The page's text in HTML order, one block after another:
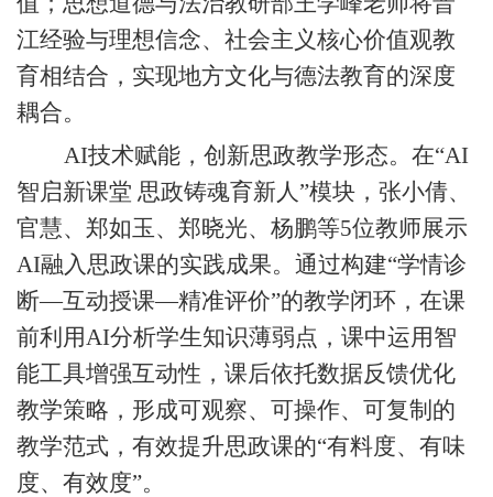
江经验与理想信念、社会主义核心价值观教
育相结合，实现地方文化与德法教育的深度
耦合。
AI技术赋能，创新思政教学形态。在“AI
智启新课堂 思政铸魂育新人”模块，张小倩、
官慧、郑如玉、郑晓光、杨鹏等5位教师展示
AI融入思政课的实践成果。通过构建“学情诊
断—互动授课—精准评价”的教学闭环，在课
前利用AI分析学生知识薄弱点，课中运用智
能工具增强互动性，课后依托数据反馈优化
教学策略，形成可观察、可操作、可复制的
教学范式，有效提升思政课的“有料度、有味
度、有效度”。